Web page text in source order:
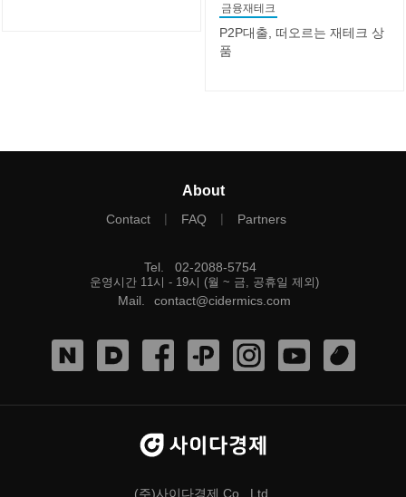
금융재테크
P2P대출, 떠오르는 재테크 상
품
About
Contact | FAQ | Partners
Tel. 02-2088-5754
운영시간 11시 - 19시 (월 ~ 금, 공휴일 제외)
Mail. contact@cidermics.com
(주)사이다경제 Co., Ltd.